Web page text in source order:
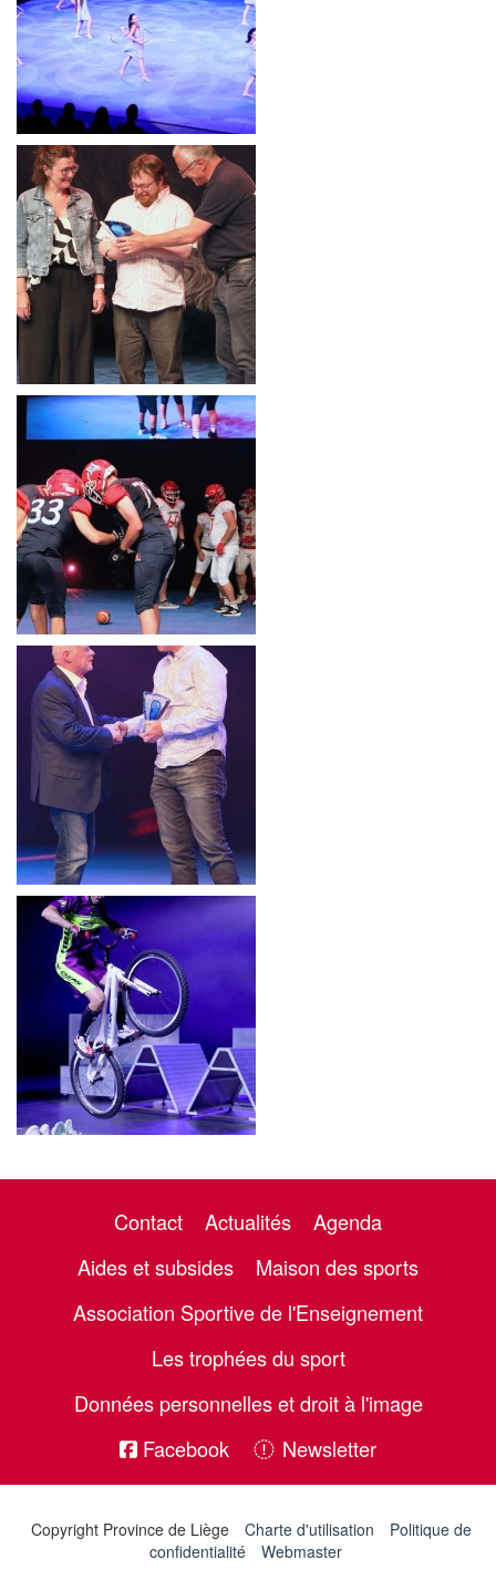
Contact Actualités
Agenda
Aides et subsides
Maison des sports
Association Sportive de l'Enseignement
Les trophées du sport
Données personnelles et droit à l'image
Facebook
Newsletter
Copyright Province de Liège Charte d'utilisation
Politique de
confidentialité
Webmaster